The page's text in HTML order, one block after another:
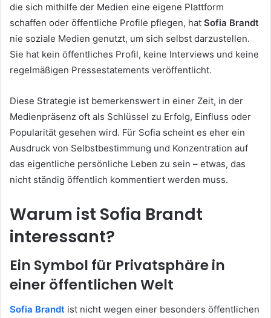
die sich mithilfe der Medien eine eigene Plattform
schaffen oder öffentliche Profile pflegen, hat Sofia Brandt
nie soziale Medien genutzt, um sich selbst darzustellen.
Sie hat kein öffentliches Profil, keine Interviews und keine
regelmäßigen Pressestatements veröffentlicht.
Diese Strategie ist bemerkenswert in einer Zeit, in der
Medienpräsenz oft als Schlüssel zu Erfolg, Einfluss oder
Popularität gesehen wird. Für Sofia scheint es eher ein
Ausdruck von Selbstbestimmung und Konzentration auf
das eigentliche persönliche Leben zu sein – etwas, das
nicht ständig öffentlich kommentiert werden muss.
Warum ist Sofia Brandt
interessant?
Ein Symbol für Privatsphäre in
einer öffentlichen Welt
Sofia Brandt ist nicht wegen einer besonders öffentlichen